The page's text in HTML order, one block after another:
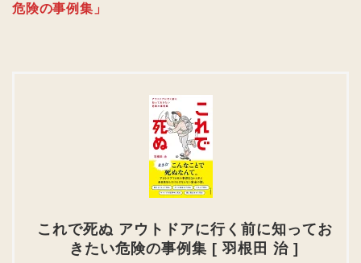
危険の事例集」
これで死ぬ アウトドアに行く前に知ってお
きたい危険の事例集 [ 羽根田 治 ]